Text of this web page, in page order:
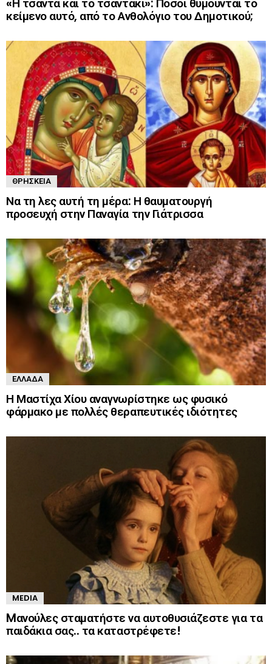
κείμενο αυτό, από το Ανθολόγιο του Δημοτικού;
ΘΡΗΣΚΕΊΑ
Να τη λες αυτή τη μέρα: Η θαυματουργή
προσευχή στην Παναγία την Γιάτρισσα
ΕΛΛΆΔΑ
Η Μαστίχα Χίου αναγνωρίστηκε ως φυσικό
φάρμακο με πολλές θεραπευτικές ιδιότητες
MEDIA
Mανούλες σταματήστε να αυτοθυσιάζεστε για τα
παιδάκια σας.. τα καταστρέφετε!